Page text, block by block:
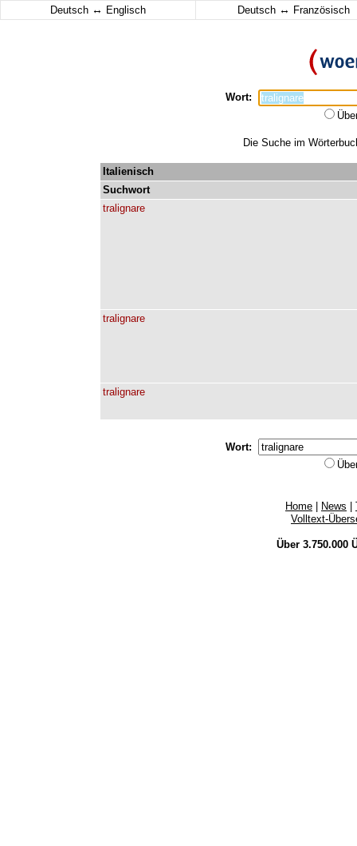
Deutsch ↔ Englisch Deutsch ↔ Französisch
Wort:
Die Suche im
Italienisch
Suchwort
tralignare
tralignare
tralignare
Wort:
Home News
Volltext-
Über 3.750.000